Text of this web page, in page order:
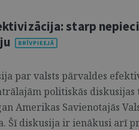
starp
par valsts pārvaldes
politiskās diskusijas
Amerikas Savienotajās
Šī diskusija ir ienākusi arī